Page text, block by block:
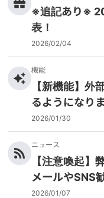
※追記あり※
表！
2026/02/04
機能
【新機能】外
るようになり
2026/01/30
ニュース
【注意喚起】
メールやSNS
2026/01/07